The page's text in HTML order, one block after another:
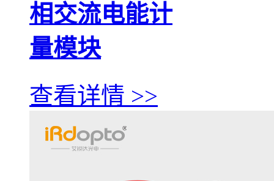
相交流电能计
量模块
查看详情 >>